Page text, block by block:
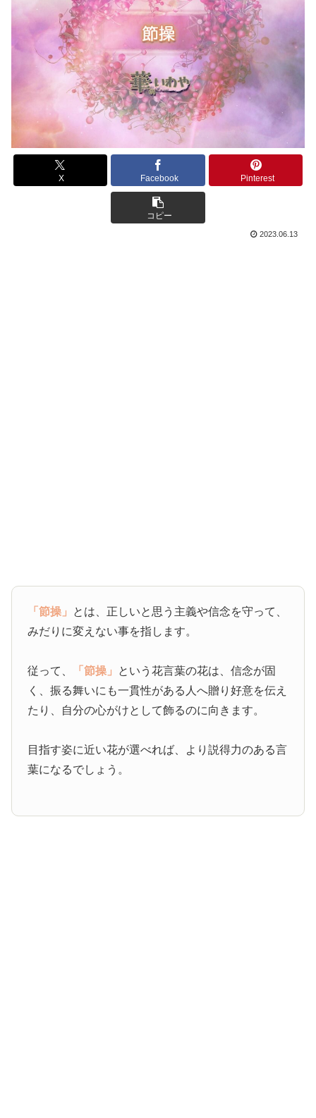
X Facebook Pinterest
コピー
2023.06.13
「節操」 とは、正しいと思う主義や信念を守って、
みだりに変えない事を指します。
従って、 「節操」 という花言葉の花は、信念が固
く、振る舞いにも一貫性がある人へ贈り好意を伝え
たり、自分の心がけとして飾るのに向きます。
目指す姿に近い花が選べれば、より説得力のある言
葉になるでしょう。